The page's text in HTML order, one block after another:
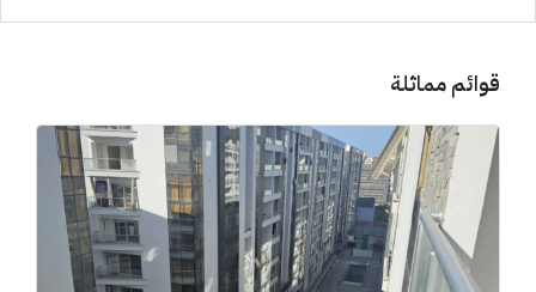
قوائم مماثلة